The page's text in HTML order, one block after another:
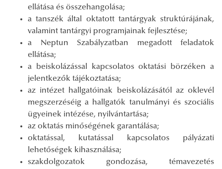
ellátása és összehangolása;
a tanszék által oktatott tantárgyak struktúrájának,
valamint tantárgyi programjainak fejlesztése;
a Neptun Szabályzatban megadott feladatok
ellátása;
a beiskolázással kapcsolatos oktatási börzéken a
jelentkezők tájékoztatása;
az intézet hallgatóinak beiskolázásától az oklevél
megszerzéséig a hallgatók tanulmányi és szociális
ügyeinek intézése, nyilvántartása;
az oktatás minőségének garantálása;
oktatással, kutatással kapcsolatos pályázati
lehetőségek kihasználása;
szakdolgozatok gondozása, témavezetés